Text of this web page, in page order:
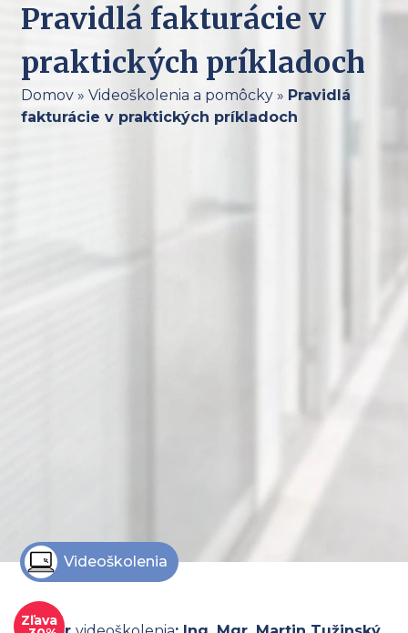
Pravidlá fakturácie v
praktických príkladoch
Domov» Videoškolenia a pomôcky» Pravidlá
fakturácie v praktických príkladoch
Videoškolenia
Zľava